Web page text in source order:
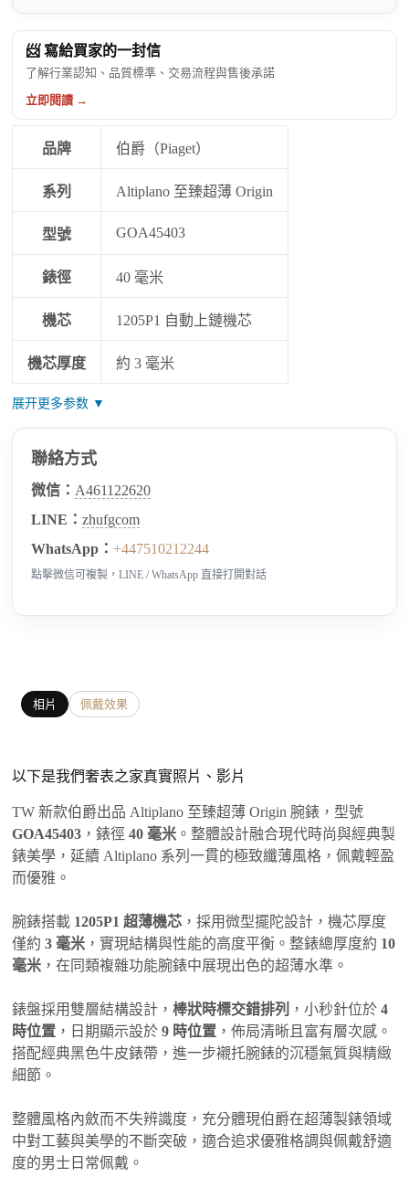
📨 寫給買家的一封信
了解行業認知、品質標準、交易流程與售後承諾
立即閱讀 →
品牌 伯爵（Piaget）
系列 Altiplano 至臻超薄 Origin
型號 GOA45403
錶徑 40 毫米
機芯 1205P1 自動上鏈機芯
機芯厚度 約 3 毫米
展开更多参数 ▼
聯絡方式
微信： A461122620
LINE：zhufgcom
WhatsApp：+447510212244
點擊微信可複製，LINE / WhatsApp 直接打開對話
相片 佩戴效果
以下是我們奢表之家真實照片、影片
TW 新款伯爵出品 Altiplano 至臻超薄 Origin 腕錶，型號
GOA45403 ，錶徑40 毫米 。整體設計融合現代時尚與經典製
錶美學，延續 Altiplano 系列一貫的極致纖薄風格，佩戴輕盈
而優雅。
腕錶搭載 1205P1 超薄機芯 ，採用微型擺陀設計，機芯厚度
僅約3 毫米 ，實現結構與性能的高度平衡。整錶總厚度約 10
毫米 ，在同類複雜功能腕錶中展現出色的超薄水準。
錶盤採用雙層結構設計，棒狀時標交錯排列 ，小秒針位於4
時位置 ，日期顯示設於9 時位置 ，佈局清晰且富有層次感。
搭配經典黑色牛皮錶帶，進一步襯托腕錶的沉穩氣質與精緻
細節。
整體風格內斂而不失辨識度，充分體現伯爵在超薄製錶領域
中對工藝與美學的不斷突破，適合追求優雅格調與佩戴舒適
度的男士日常佩戴。